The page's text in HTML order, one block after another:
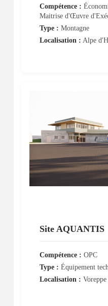
Compétence :
Maitrise d'Œuvre
Type : Montagne
Localisation : Alpe
Site AQUANTIS
Compétence : OPC
Type : Équipement
Localisation :